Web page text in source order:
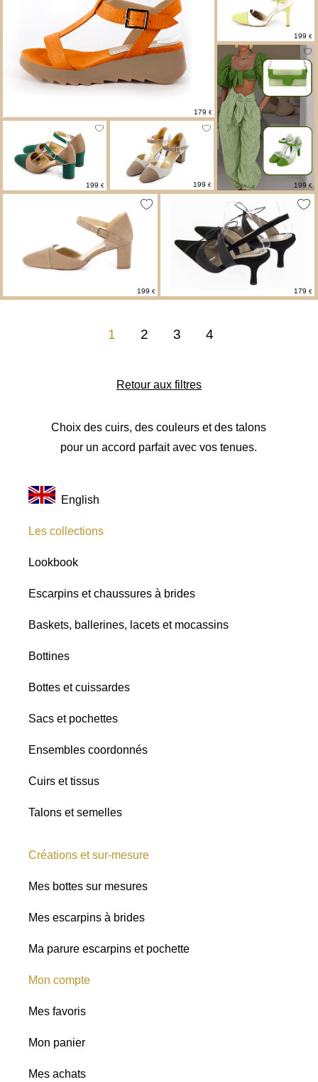
179 €
199€ 199 €
199 €
199€
199 € 179€
1 2 3 4
Retour aux filtres
Choix des cuirs, des couleurs et des talons
pour un accord parfait avec vos tenues.
English
Les collections
Lookbook
Escarpins et chaussures à brides
Baskets, ballerines, lacets et mocassins
Bottines
Bottes et cuissardes
Sacs et pochettes
Ensembles coordonnés
Cuirs et tissus
Talons et semelles
Créations et sur-mesure
Mes bottes sur mesures
Mes escarpins à brides
Ma parure escarpins et pochette
Mon compte
Mes favoris
Mon panier
Mes achats